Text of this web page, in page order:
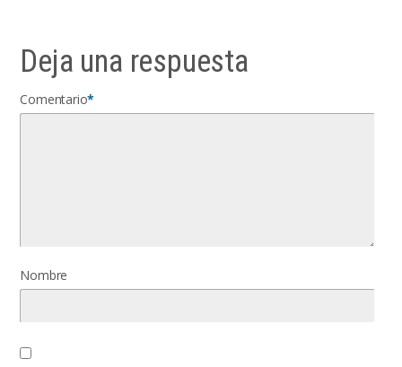
Deja una respuesta
Comentario*
Nombre